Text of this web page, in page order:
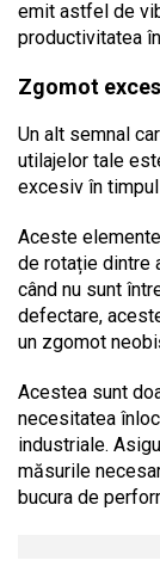
emit astfel de
productivitatea
Zgomot
Un alt semnal
utilajelor tale
excesiv în
Aceste
de rotație dintre
când nu sunt
defectare,
un zgomot
Acestea sunt
necesitatea
industriale.
măsurile
bucura de